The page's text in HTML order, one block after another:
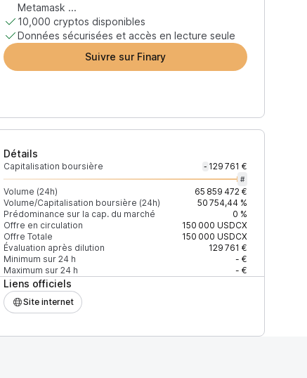
Metamask ...
10,000 cryptos disponibles
Données sécurisées et accès en lecture seule
Suivre sur Finary
Détails
Capitalisation boursière - 129 761 €
#
Volume (24h)
65 859 472 €
Volume/Capitalisation boursière (24h)
50 754,44 %
Prédominance sur la cap. du marché
0 %
Offre en circulation
150 000 USDCX
Offre Totale
150 000 USDCX
Évaluation après dilution
129 761 €
Minimum sur 24 h
- €
Maximum sur 24 h
- €
Liens officiels
Site internet